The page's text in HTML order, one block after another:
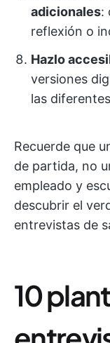
adicionales:
reflexión o
Hazlo
versiones
las
Recuerde que
de partida, no
empleado y
descubrir el
entrevistas de
10